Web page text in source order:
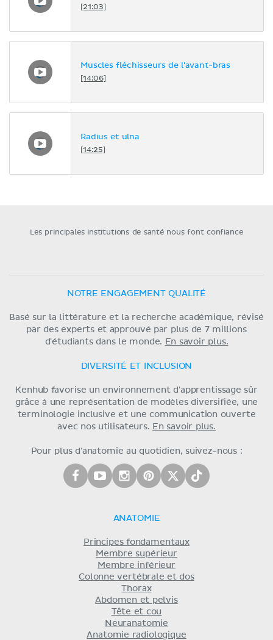
[21:03]
Muscles fléchisseurs de l'avant-bras
[14:06]
Radius et ulna
[14:25]
Les principales institutions de santé nous font confiance
NOTRE ENGAGEMENT QUALITÉ
Basé sur la littérature et la recherche académique, révisé
par des experts et approuvé par plus de 7 millions
d'étudiants dans le monde. En savoir plus.
DIVERSITÉ ET INCLUSION
Kenhub favorise un environnement d'apprentissage sûr
grâce à une représentation de modèles diversifiée, une
terminologie inclusive et une communication ouverte
avec nos utilisateurs. En savoir plus.
Pour plus d'anatomie au quotidien, suivez-nous :
ANATOMIE
Principes fondamentaux
Membre supérieur
Membre inférieur
Colonne vertébrale et dos
Thorax
Abdomen et pelvis
Tête et cou
Neuranatomie
Anatomie radiologique